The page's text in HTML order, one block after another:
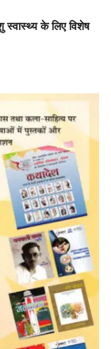
स्वास्थ्य के लिए विशेष